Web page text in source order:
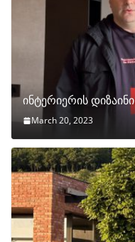
ინტერიერის დიზაინი
March 20, 2023